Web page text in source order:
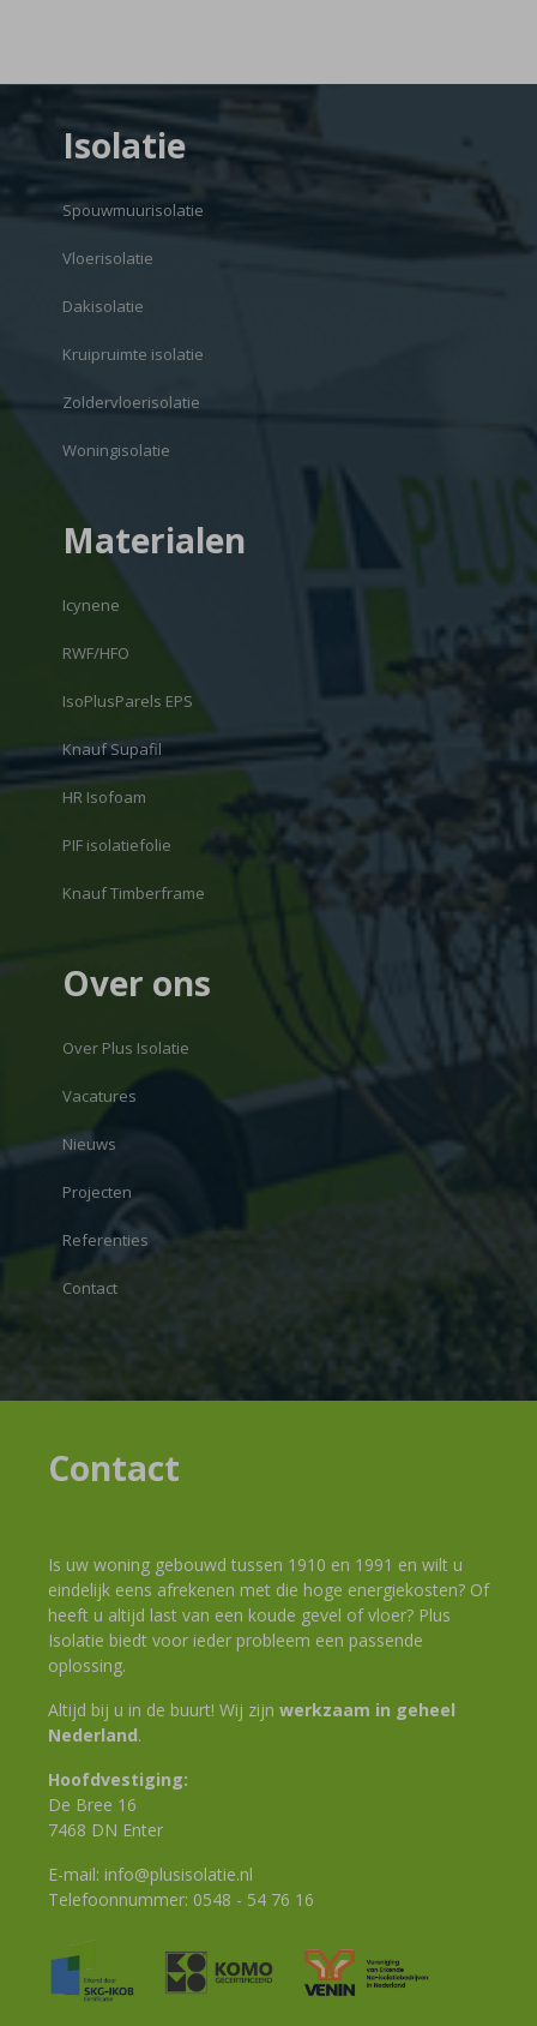
Isolatie
Spouwmuurisolatie
Vloerisolatie
Dakisolatie
Kruipruimte isolatie
Zoldervloerisolatie
Woningisolatie
Materialen
Icynene
RWF/HFO
IsoPlusParels EPS
Knauf Supafil
HR Isofoam
PIF isolatiefolie
Knauf Timberframe
Over ons
Over Plus Isolatie
Vacatures
Nieuws
Projecten
Referenties
Contact
Contact
Is uw woning gebouwd tussen 1910 en 1991 en wilt u
eindelijk eens afrekenen met die hoge energiekosten? Of
heeft u altijd last van een koude gevel of vloer? Plus
Isolatie biedt voor ieder probleem een passende
oplossing.
Altijd bij u in de buurt! Wij zijn werkzaam in geheel
Nederland.
Hoofdvestiging:
De Bree 16
7468 DN Enter
E-mail: info@plusisolatie.nl
Telefoonnummer: 0548 - 54 76 16